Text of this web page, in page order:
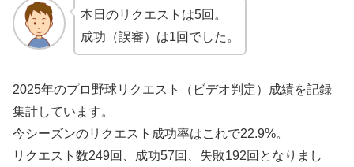
本日のリクエストは5回。
成功（誤審）は1回でした。
2025年のプロ野球リクエスト（ビデオ判定）成績を記録
集計しています。
今シーズンのリクエスト成功率はこれで22.9%。
リクエスト数249回、成功57回、失敗192回となりまし